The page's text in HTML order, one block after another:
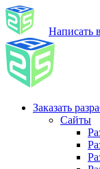
Написать
Заказать
Сайты